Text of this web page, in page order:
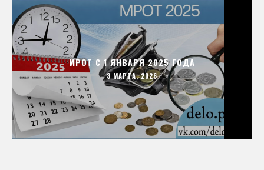
МРОТ С 1 ЯНВАРЯ 2025 ГОДА
3 МАРТА, 2026